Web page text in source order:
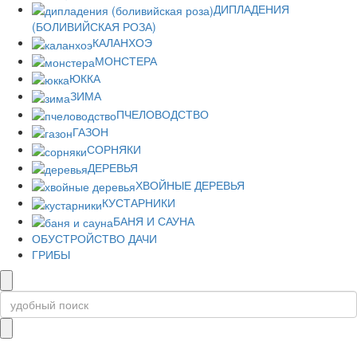
ДИПЛАДЕНИЯ
(БОЛИВИЙСКАЯ РОЗА)
КАЛАНХОЭ
МОНСТЕРА
ЮККА
ЗИМА
ПЧЕЛОВОДСТВО
ГАЗОН
СОРНЯКИ
ДЕРЕВЬЯ
ХВОЙНЫЕ ДЕРЕВЬЯ
КУСТАРНИКИ
БАНЯ И САУНА
ОБУСТРОЙСТВО ДАЧИ
ГРИБЫ